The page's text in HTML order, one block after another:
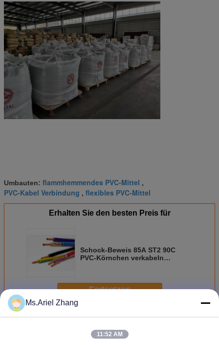
Umbauten: flammhemmendes PVC-Mittel ,
PVC-Kabel Verbindung , flexibles PVC-Mittel
Erhalten Sie den besten Preis für
Schock-Beweis 85A ST2 90C
PVC-Körnchen verkabeln
Fortsetzen
MehrPVC-Mittel
Ms.Ariel Zhang
11:52 AM